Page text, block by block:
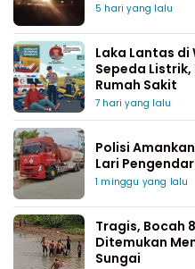
5 hari yang lalu
Laka Lantas
Sepeda
Rumah Sakit
7 hari yang lalu
Polisi
Lari
1 minggu yang lalu
Tragis, Bocah
Ditemukan
Sungai